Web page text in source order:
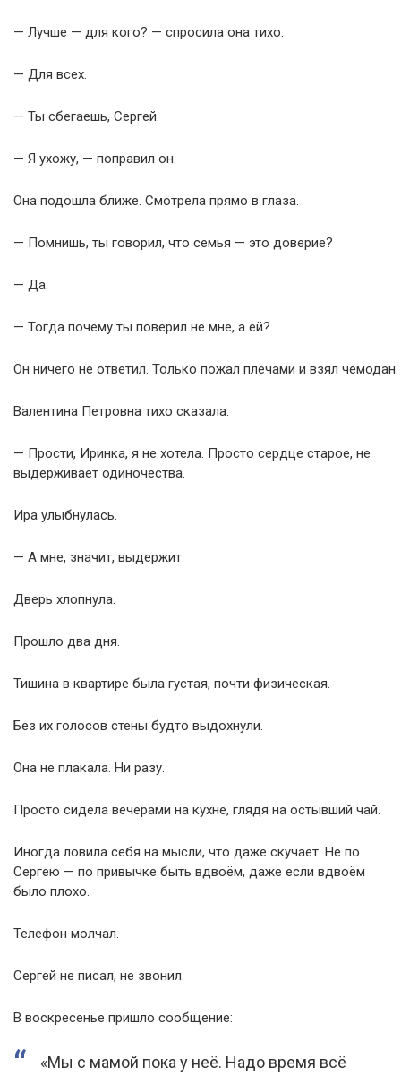
— Лучше — для кого? — спросила она тихо.
— Для всех.
— Ты сбегаешь, Сергей.
— Я ухожу, — поправил он.
Она подошла ближе. Смотрела прямо в глаза.
— Помнишь, ты говорил, что семья — это доверие?
— Да.
— Тогда почему ты поверил не мне, а ей?
Он ничего не ответил. Только пожал плечами и взял чемодан.
Валентина Петровна тихо сказала:
— Прости, Иринка, я не хотела. Просто сердце старое, не
выдерживает одиночества.
Ира улыбнулась.
— А мне, значит, выдержит.
Дверь хлопнула.
Прошло два дня.
Тишина в квартире была густая, почти физическая.
Без их голосов стены будто выдохнули.
Она не плакала. Ни разу.
Просто сидела вечерами на кухне, глядя на остывший чай.
Иногда ловила себя на мысли, что даже скучает. Не по
Сергею — по привычке быть вдвоём, даже если вдвоём
было плохо.
Телефон молчал.
Сергей не писал, не звонил.
В воскресенье пришло сообщение:
«Мы с мамой пока у неё. Надо время всё